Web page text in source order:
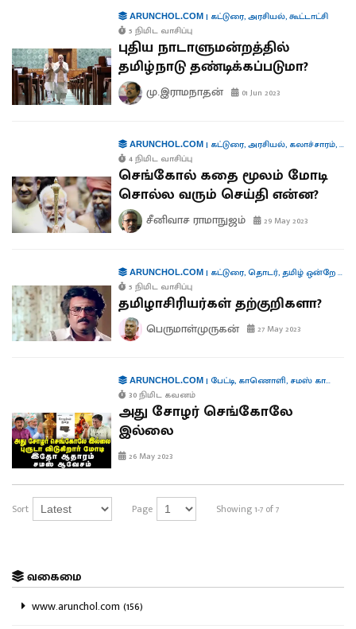
ARUNCHOL.COM| கட்டுரை,அரசியல்,கூட்டாட்சி
5 நிமிட வாசிப்பு
புதிய நாடாளுமன்றத்தில்
தமிழ்நாடு தண்டிக்கப்படுமா?
மு.இராமநாதன் 01 Jun 2023
ARUNCHOL.COM| கட்டுரை,அரசியல், கலாச்சாரம்,
4 நிமிட வாசிப்பு
செங்கோல் கதை மூலம் மோடி
சொல்ல வரும் செய்தி என்ன?
சீனிவாச ராமாநுஜம் 29 May 2023
ARUNCHOL.COM| கட்டுரை,தொடர்,தமிழ் ஒன்றே போதும்
5 நிமிட வாசிப்பு
தமிழாசிரியர்கள் தற்குறிகளா?
பெருமாள்முருகன் 27 May 2023
ARUNCHOL.COM| பேட்டி, காணொளி, சமஸ் காணொளி
30 நிமிட கவனம்
அது சோழர் செங்கோலே
இல்லை
26 May 2023
Sort Page Showing 1-7 of 7
வகைமை
www.arunchol.com (156)